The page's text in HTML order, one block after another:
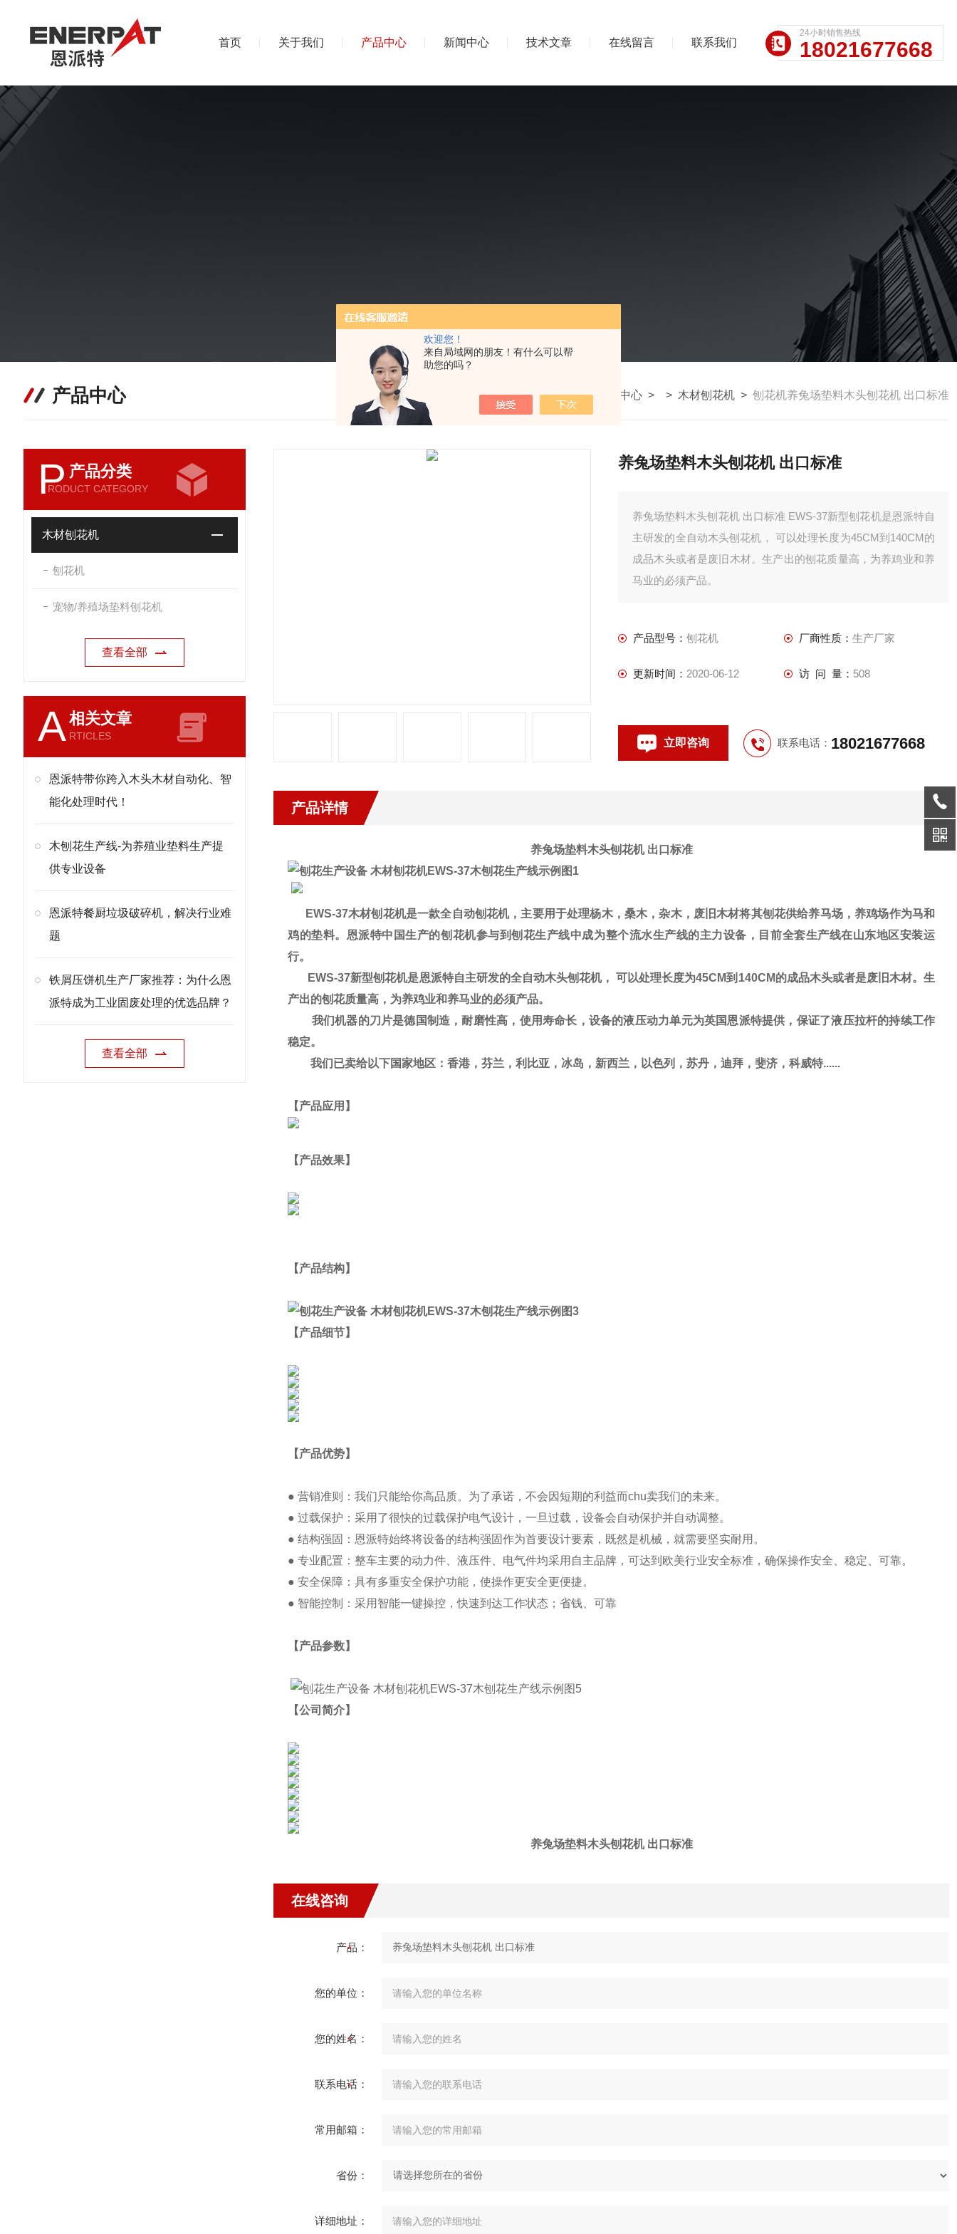
欢迎您！
来自局域网的朋友！有什么可以帮
助您的吗？
首页 关于我们 产品中心 新闻中心 技术文章 在线留言 联系我们
24小时销售热线
18021677668
产品中心 我的位置：首页> 产品中心 > > 木材刨花机 > 刨花机养兔场垫料木头刨花机 出口标准
P 产品分类
RODUCT CATEGORY
木材刨花机
刨花机
宠物/养殖场垫料刨花机
查看全部
A相关文章
RTICLES
恩派特带你跨入木头木材自动化、智
能化处理时代！
木刨花生产线-为养殖业垫料生产提
供专业设备
恩派特餐厨垃圾破碎机，解决行业难
题
铁屑压饼机生产厂家推荐：为什么恩
派特成为工业固废处理的优选品牌？
查看全部
养兔场垫料木头刨花机 出口标准
养兔场垫料木头刨花机 出口标准 EWS-37新型刨花机是恩派特自
主研发的全自动木头刨花机， 可以处理长度为45CM到140CM的
成品木头或者是废旧木材。生产出的刨花质量高，为养鸡业和养
马业的必须产品。
产品型号： 刨花机 厂商性质： 生产厂家
更新时间： 2020-06-12 访 问 量： 508
立即咨询 联系电话： 18021677668
产品详情
养兔场垫料木头刨花机 出口标准
EWS-37木材刨花机是一款全自动刨花机，主要用于处理杨木，桑木，杂木，废旧木材将其刨花供给养马场，养鸡场作为马和
鸡的垫料。恩派特中国生产的刨花机参与到刨花生产线中成为整个流水生产线的主力设备，目前全套生产线在山东地区安装运
行。
EWS-37新型刨花机是恩派特自主研发的全自动木头刨花机， 可以处理长度为45CM到140CM的成品木头或者是废旧木材。生
产出的刨花质量高，为养鸡业和养马业的必须产品。
我们机器的刀片是德国制造，耐磨性高，使用寿命长，设备的液压动力单元为英国恩派特提供，保证了液压拉杆的持续工作
稳定。
我们已卖给以下国家地区 ： 香港 ， 芬兰 ， 利比亚 ， 冰岛 ， 新西兰 ， 以色列 ， 苏丹 ， 迪拜 ， 斐济 ， 科威特......
【产品应用】
【产品效果】
【产品结构】
【产品细节】
【产品优势】
● 营销准则：我们只能给你高品质。为了承诺，不会因短期的利益而chu卖我们的未来。
● 过载保护：采用了很快的过载保护电气设计，一旦过载，设备会自动保护并自动调整。
● 结构强固：恩派特始终将设备的结构强固作为首要设计要素，既然是机械，就需要坚实耐用。
● 专业配置：整车主要的动力件、液压件、电气件均采用自主品牌，可达到欧美行业安全标准，确保操作安全、稳定、可靠。
● 安全保障：具有多重安全保护功能，使操作更安全更便捷。
● 智能控制：采用智能一键操控，快速到达工作状态；省钱、可靠
【产品参数】
【公司简介】
养兔场垫料木头刨花机 出口标准
在线咨询
产品：
您的单位：
您的姓名：
联系电话：
常用邮箱：
省份：
详细地址：